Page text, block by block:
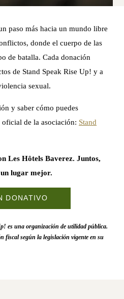
paso más hacia un mundo libre
donde el cuerpo de las
de batalla. Cada donación
de Stand Speak Rise Up! y a
sexual.
y saber cómo puedes
de la asociación: Stand
Les Hôtels Baverez. Juntos,
lugar mejor.
DONATIVO
es una organización de utilidad pública.
fiscal según la legislación vigente en su